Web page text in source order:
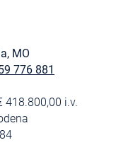
MO
776 881
418.800,00 i.v.